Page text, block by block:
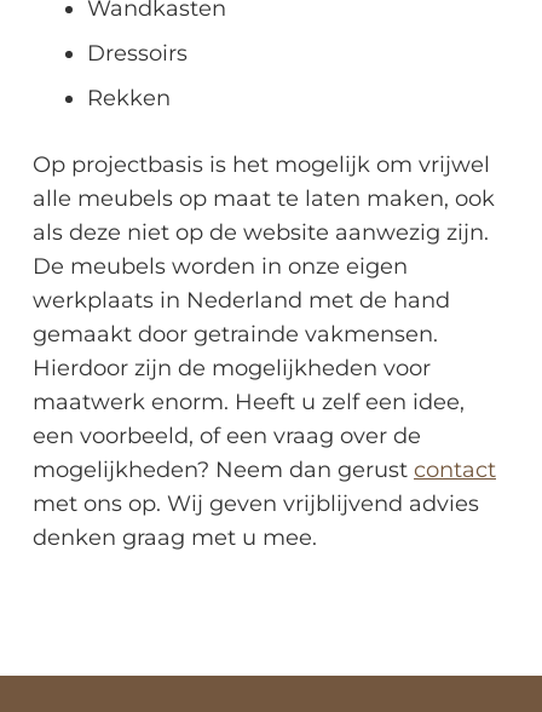
Wandkasten
Dressoirs
Rekken
Op projectbasis is het mogelijk om vrijwel
alle meubels op maat te laten maken, ook
als deze niet op de website aanwezig zijn.
De meubels worden in onze eigen
werkplaats in Nederland met de hand
gemaakt door getrainde vakmensen.
Hierdoor zijn de mogelijkheden voor
maatwerk enorm. Heeft u zelf een idee,
een voorbeeld, of een vraag over de
mogelijkheden? Neem dan gerust contact
met ons op. Wij geven vrijblijvend advies
denken graag met u mee.